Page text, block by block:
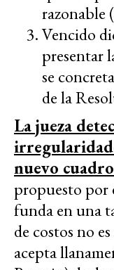
razonable
Vencido
presentar
se
de la
La jueza
nuevo
propuesto por
funda en una
de costos no
acepta